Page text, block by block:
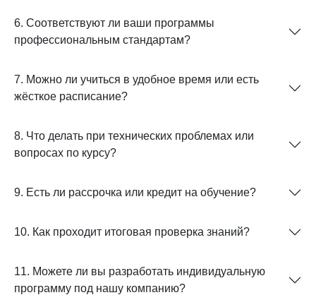
6. Соответствуют ли ваши программы
профессиональным стандартам?
7. Можно ли учиться в удобное время или есть
жёсткое расписание?
8. Что делать при технических проблемах или
вопросах по курсу?
9. Есть ли рассрочка или кредит на обучение?
10. Как проходит итоговая проверка знаний?
11. Можете ли вы разработать индивидуальную
программу под нашу компанию?